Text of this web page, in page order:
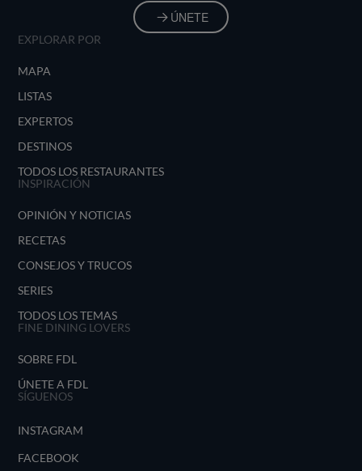
ÚNETE
EXPLORAR POR
MAPA
LISTAS
EXPERTOS
DESTINOS
TODOS LOS RESTAURANTES
INSPIRACIÓN
OPINIÓN Y NOTICIAS
RECETAS
CONSEJOS Y TRUCOS
SERIES
TODOS LOS TEMAS
FINE DINING LOVERS
SOBRE FDL
ÚNETE A FDL
SÍGUENOS
INSTAGRAM
FACEBOOK